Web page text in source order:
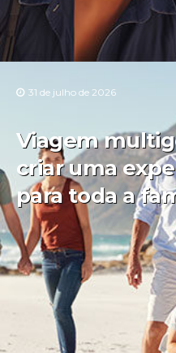
31 de julho de 2026
Viagem
criar uma
para toda a